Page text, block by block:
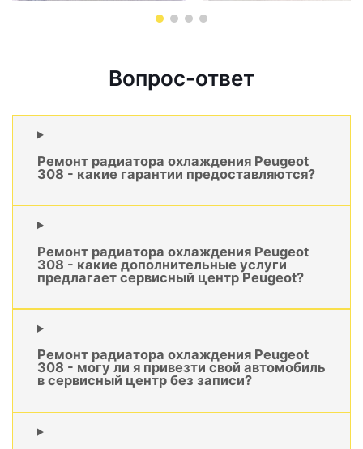
Вопрос-ответ
Ремонт радиатора охлаждения Peugeot
308 - какие гарантии предоставляются?
Ремонт радиатора охлаждения Peugeot
308 - какие дополнительные услуги
предлагает сервисный центр Peugeot?
Ремонт радиатора охлаждения Peugeot
308 - могу ли я привезти свой автомобиль
в сервисный центр без записи?